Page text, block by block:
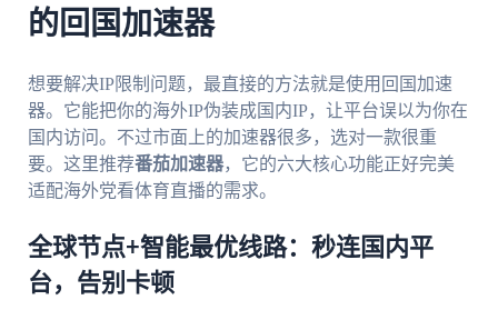
的回国加速器
想要解决IP限制问题，最直接的方法就是使用回国加速
器。它能把你的海外IP伪装成国内IP，让平台误以为你在
国内访问。不过市面上的加速器很多，选对一款很重
要。这里推荐番茄加速器，它的六大核心功能正好完美
适配海外党看体育直播的需求。
全球节点+智能最优线路：秒连国内平
台，告别卡顿